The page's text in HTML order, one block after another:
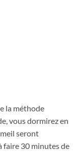
la méthode
vous dormirez en
seront
faire 30 minutes de